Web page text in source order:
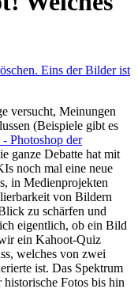
versucht, Meinungen
(Beispiele gibt es
Photoshop der
ganze Debatte hat mit
noch mal eine neue
in Medienprojekten
von Bildern
zu schärfen und
eigentlich, ob ein Bild
ein Kahoot-Quiz
welches von zwei
ist. Das Spektrum
Fotos bis hin